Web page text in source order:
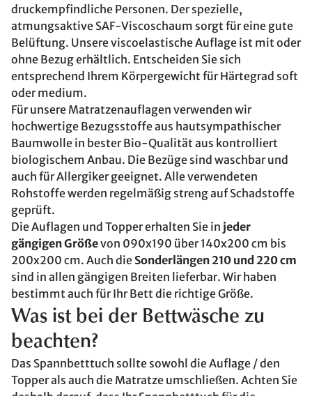
druckempfindliche Personen. Der spezielle,
atmungsaktive SAF-Viscoschaum sorgt für eine gute
Belüftung. Unsere viscoelastische Auflage ist mit oder
ohne Bezug erhältlich. Entscheiden Sie sich
entsprechend Ihrem Körpergewicht für Härtegrad soft
oder medium.
Für unsere Matratzenauflagen verwenden wir
hochwertige Bezugsstoffe aus hautsympathischer
Baumwolle in bester Bio-Qualität aus kontrolliert
biologischem Anbau. Die Bezüge sind waschbar und
auch für Allergiker geeignet. Alle verwendeten
Rohstoffe werden regelmäßig streng auf Schadstoffe
geprüft.
Die Auflagen und Topper erhalten Sie in jeder
gängigen Größevon 090x190 über 140x200 cm bis
200x200 cm. Auch die Sonderlängen 210 und 220 cm
sind in allen gängigen Breiten lieferbar. Wir haben
bestimmt auch für Ihr Bett die richtige Größe.
Was ist bei der Bettwäsche zu
beachten?
Das Spannbetttuch sollte sowohl die Auflage / den
Topper als auch die Matratze umschließen. Achten Sie